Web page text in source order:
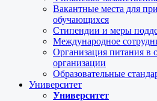
Вакантные места для
обучающихся
Стипендии и меры
Международное
Организация питания в
организации
Образовательные
Университет
Университет